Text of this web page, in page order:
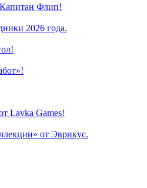
Капитан Флип!
2026 года.
Lavka Games!
от Эврикус.